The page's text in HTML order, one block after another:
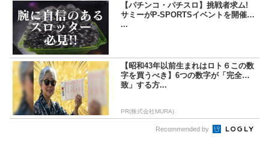
【パチンコ・パチスロ】挑戦者求ム!
サミーがP-SPORTSイベントを開催!!
...
【昭和43年以前生まれはロト６この数
字を買うべき】6つの数字が「完全一
致」する方...
PR(株式会社MURA)
Recommended by